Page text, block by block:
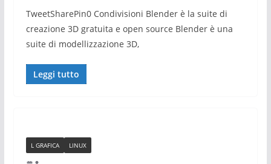
TweetSharePin0 Condivisioni Blender è la suite di
creazione 3D gratuita e open source Blender è una
suite di modellizzazione 3D,
Leggi tutto
L GRAFICA LINUX